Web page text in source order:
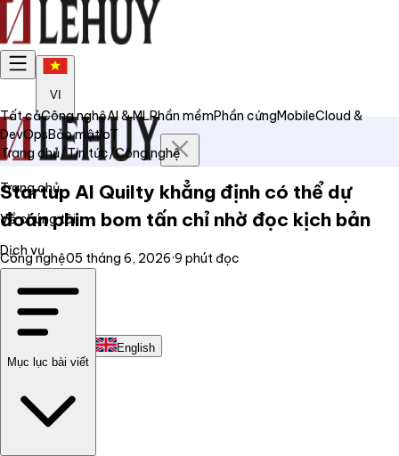
VI
Trang chủ
Về chúng tôi
Dịch vụ
Liên hệ
English
Tất cảCông nghệAI & MLPhần mềmPhần cứngMobileCloud &
DevOpsBảo mậtIoT
Trang chủ/Tin tức/Công nghệ
Startup AI Quilty khẳng định có thể dự
đoán phim bom tấn chỉ nhờ đọc kịch bản
Công nghệ05 tháng 6, 2026·9 phút đọc
Mục lục bài viết